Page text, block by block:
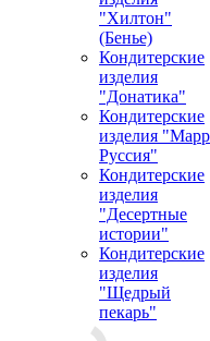
"Хилтон"
(Бенье)
Кондитерские
изделия
"Донатика"
Кондитерские
изделия "Марр
Руссия"
Кондитерские
изделия
"Десертные
истории"
Кондитерские
изделия
"Щедрый
пекарь"